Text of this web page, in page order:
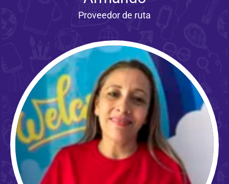
Proveedor de ruta